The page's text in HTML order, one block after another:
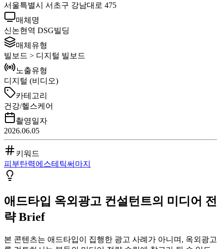
서울특별시 서초구 강남대로 475
매체명
신논현역 DSG빌딩
매체유형
빌보드 > 디지털 빌보드
노출유형
디지털 (비디오)
카테고리
건강/헬스케어
촬영일자
2026.06.05
키워드
피부탄력에스테틱써마지
애드타입 옥외광고 컨설턴트의 미디어 전
략 Brief
본 콘텐츠는 애드타입이 집행한 광고 사례가 아니며, 옥외광고